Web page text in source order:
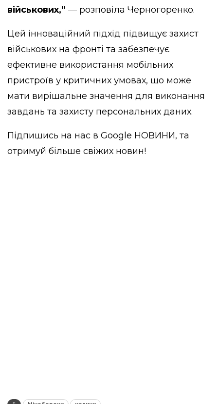
військових,” — розповіла Черногоренко.
Цей інноваційний підхід підвищує захист
військових на фронті та забезпечує
ефективне використання мобільних
пристроїв у критичних умовах, що може
мати вирішальне значення для виконання
завдань та захисту персональних даних.
Підпишись на нас в Google НОВИНИ, та
отримуй більше свіжих новин!